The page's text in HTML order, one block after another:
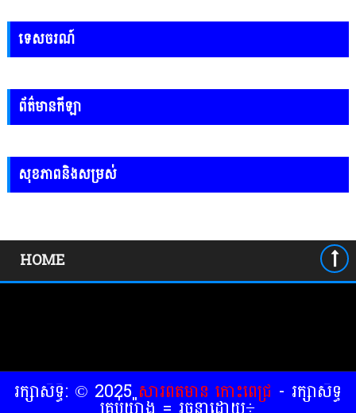
ទេសចរណ៍
ព័ត៌មានកីឡា
សុខភាពនិងសម្រស់
HOME
រក្សាសិទ្ធិ: © 2025សារព័ត៍មាន កោះពេជ្រ - រក្សាសិទ្ធ